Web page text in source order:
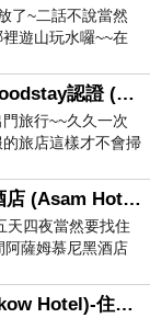
了~二話不說當然
遊山玩水囉~~在
旅遊便宜訂房M飯店 - Goodstay認證 (Goodstay M Hotel)-分享住宿
旅行~~久久一次
旅店這樣才不會掃
渡假訂房阿薩姆慕尼黑酒店 (Asam Hotel München)-精選
天四夜當然要找住
阿薩姆慕尼黑酒店
訂房推薦漢口酒店 (Hankow Hotel)-住宿資訊